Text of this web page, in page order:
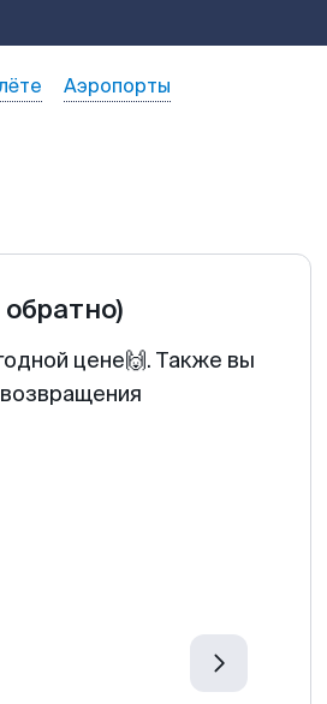
Аэропорты
цене🙌. Также вы